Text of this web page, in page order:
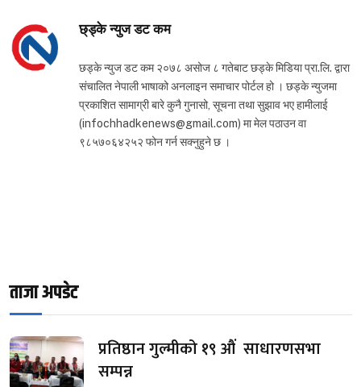
छ्ड्के न्युज डट कम
छड्के न्युज डट कम २०७८ असोज ८ गतेबाट छड्के मिडिया प्रा.लि. द्वारा
संचालित नेपाली भाषाको अनलाइन समाचार पोर्टल हो । छड्के न्युजमा
प्रकाशित सामाग्री बारे कुनै गुनासो, सूचना तथा सुझाव भए हामीलाई
(infochhadkenews@gmail.com) मा मेल पठाउन वा
९८५७०६४२५२ फोन गर्न सक्नुहुने छ ।
ताजा अपडेट
प्रतिष्ठान गुल्मीको १९ औं साधारणसभा
सम्पन्न